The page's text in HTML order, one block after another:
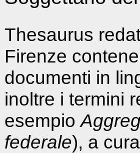
Thesaurus
Firenze
documenti in
inoltre i termini
esempio
federale), a